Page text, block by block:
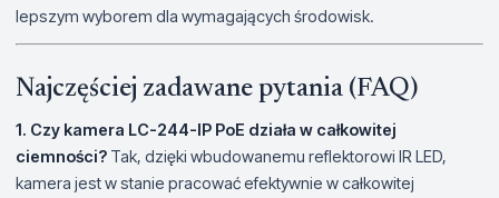
lepszym wyborem dla wymagających środowisk.
Najczęściej zadawane pytania (FAQ)
1. Czy kamera LC-244-IP PoE działa w całkowitej
ciemności? Tak, dzięki wbudowanemu reflektorowi IR LED,
kamera jest w stanie pracować efektywnie w całkowitej